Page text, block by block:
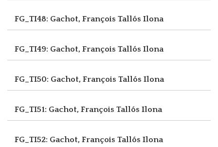
FG_TI48: Gachot, François Tallós Ilona
FG_TI49: Gachot, François Tallós Ilona
FG_TI50: Gachot, François Tallós Ilona
FG_TI51: Gachot, François Tallós Ilona
FG_TI52: Gachot, François Tallós Ilona